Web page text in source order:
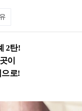
2탄!
이
으로!